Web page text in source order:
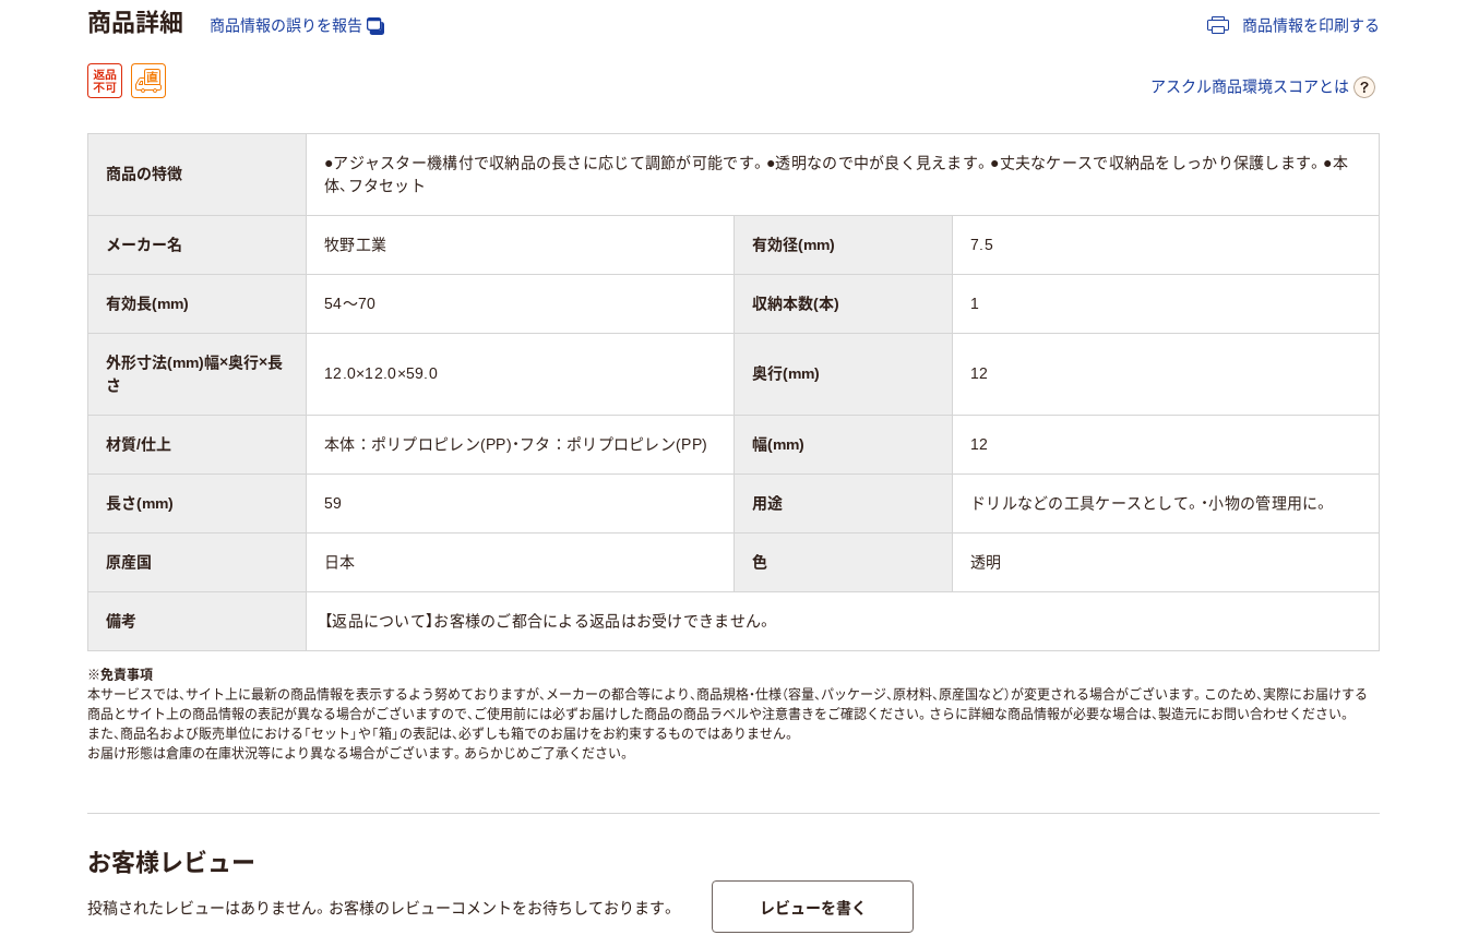
商品詳細 商品情報の誤りを報告 商品情報を印刷する
アスクル商品環境スコアとは
商品の特徴
●アジャスター機構付で収納品の長さに応じて調節が可能です。●透明なので中が良く見えます。●丈夫なケースで収納品をしっかり保護します。●本
体、フタセット
メーカー名 牧野工業 有効径(mm) 7.5
有効長(mm) 54～70 収納本数(本) 1
外形寸法(mm)幅×奥行×長
さ
12.0×12.0×59.0 奥行(mm) 12
材質/仕上 本体：ポリプロピレン(PP)・フタ：ポリプロピレン(PP) 幅(mm) 12
長さ(mm) 59 用途 ドリルなどの工具ケースとして。・小物の管理用に。
原産国 日本 色 透明
備考 【返品について】お客様のご都合による返品はお受けできません。
※免責事項
本サービスでは、サイト上に最新の商品情報を表示するよう努めておりますが、メーカーの都合等により、商品規格・仕様（容量、パッケージ、原材料、原産国など）が変更される場合がございます。このため、実際にお届けする
商品とサイト上の商品情報の表記が異なる場合がございますので、ご使用前には必ずお届けした商品の商品ラベルや注意書きをご確認ください。さらに詳細な商品情報が必要な場合は、製造元にお問い合わせください。
また、商品名および販売単位における「セット」や「箱」の表記は、必ずしも箱でのお届けをお約束するものではありません。
お届け形態は倉庫の在庫状況等により異なる場合がございます。あらかじめご了承ください。
お客様レビュー
投稿されたレビューはありません。お客様のレビューコメントをお待ちしております。 レビューを書く